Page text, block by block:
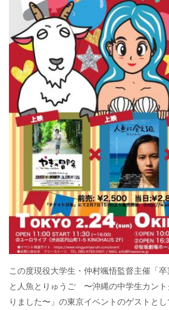
この度現役大学生・仲村颯悟監督主催「
と人魚とりゅうご 〜沖縄の中学生カント
りました〜」の東京イベントのゲストと